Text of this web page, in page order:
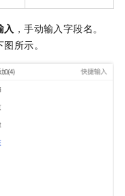
入 ，手动输入字段名。
所示。